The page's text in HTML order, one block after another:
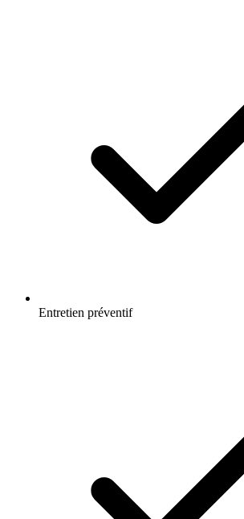
Entretien préventif